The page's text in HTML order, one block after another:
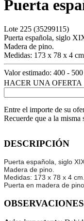
Puerta
Lote 225 (35299115)
Puerta española, siglo
Madera de pino.
Medidas: 173 x 78 x 4
Valor estimado: 400 -
HACER UNA OFERTA
Entre el importe de su
Recuerde que a la
DESCRIPCIÓN
Puerta española, siglo
Madera de pino.
Medidas: 173 x 78 x 4 cm.
Puerta en madera de
OBSERVACIONES